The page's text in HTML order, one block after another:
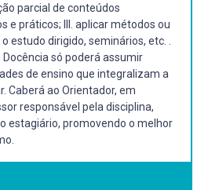
parcial de conteúdos
e práticos; III. aplicar métodos ou
estudo dirigido, seminários, etc. .
só poderá assumir
de ensino que integralizam a
Caberá ao Orientador, em
responsável pela disciplina,
estagiário, promovendo o melhor